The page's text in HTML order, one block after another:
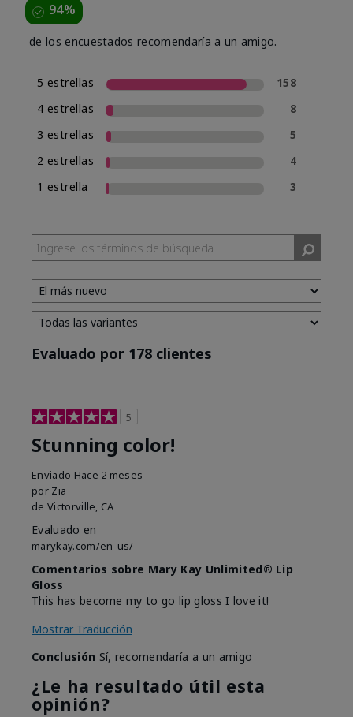
94%
de los encuestados recomendaría a un amigo.
5 estrellas
158
4 estrellas
8
3 estrellas
5
2 estrellas
4
1 estrella
3
Evaluado por 178 clientes
5
Stunning color!
Enviado Hace 2 meses
por Zia
de Victorville, CA
Evaluado en
marykay.com/en-us/
Comentarios sobre Mary Kay Unlimited® Lip
Gloss
This has become my to go lip gloss I love it!
Mostrar Traducción
Conclusión Sí, recomendaría a un amigo
¿Le ha resultado útil esta
opinión?